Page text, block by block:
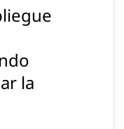
la